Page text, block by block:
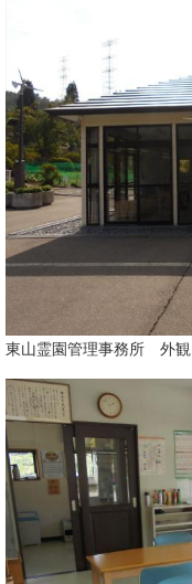
東山霊園管理事務所 外観